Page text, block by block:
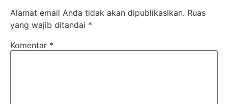
Alamat email Anda tidak akan dipublikasikan. Ruas
yang wajib ditandai *
Komentar *